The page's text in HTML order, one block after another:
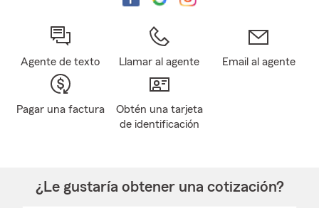
Agente de texto Llamar al agente Email al agente
Pagar una factura
Obtén una tarjeta
de identificación
¿Le gustaría obtener una cotización?